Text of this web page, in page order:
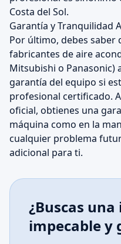
Costa del Sol.
Garantía y Tranquilidad
Por último, debes saber
fabricantes de aire
Mitsubishi o Panasonic)
garantía del equipo si
profesional certificado.
oficial, obtienes una
máquina como en la
cualquier problema
adicional para ti.
¿Buscas
impecable y